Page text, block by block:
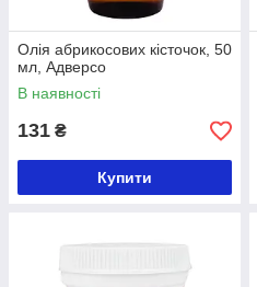
Олія абрикосових кісточок, 50
мл, Адверсо
В наявності
131 ₴
Купити